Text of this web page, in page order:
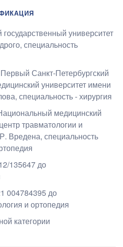
университет
, специальность
Санкт-Петербургский
университет имени
, специальность - хирургия
медицинский
травматологии и
Вредена, специальность
135647 до
004784395 до
и ортопедия
категории